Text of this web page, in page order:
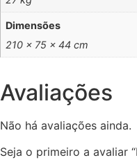
Dimensões
210 × 75 × 44 cm
Avaliações
Não há avaliações ainda.
Seja o primeiro a avaliar